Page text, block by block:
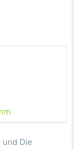
und Die